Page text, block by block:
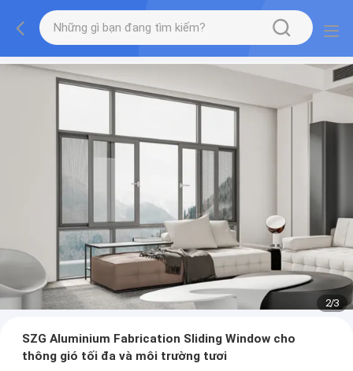
2/3
SZG Aluminium Fabrication Sliding Window cho
thông gió tối đa và môi trường tươi